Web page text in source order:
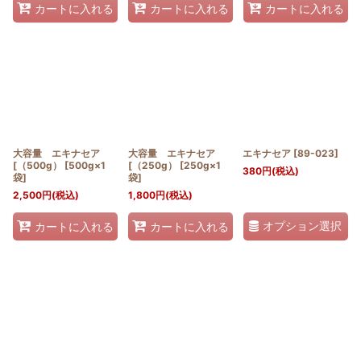
カートに入れる カートに入れる カートに入れる
大容量 エキナセア
[（500g） [500g×1
袋]
2,500円(税込)
カートに入れる
大容量 エキナセア
[（250g） [250g×1
袋]
1,800円(税込)
カートに入れる
エキナセア [89-023]
380円(税込)
オプション選択